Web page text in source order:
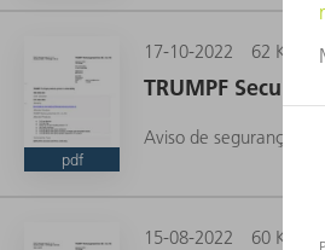
pdf
17-10-2022 62 KB
TRUMPF Security
Aviso de segurança
15-08-2022 60 KB